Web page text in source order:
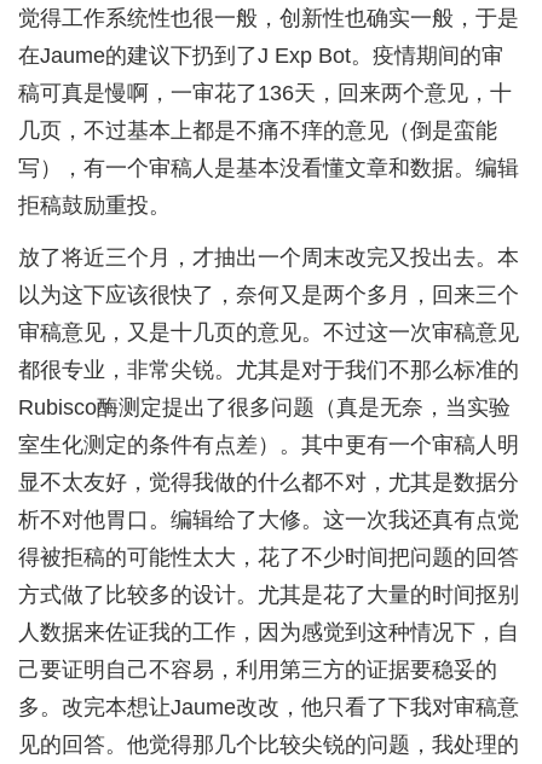
觉得工作系统性也很一般，创新性也确实一般，于是
在Jaume的建议下扔到了J Exp Bot。疫情期间的审
稿可真是慢啊，一审花了136天，回来两个意见，十
几页，不过基本上都是不痛不痒的意见（倒是蛮能
写），有一个审稿人是基本没看懂文章和数据。编辑
拒稿鼓励重投。
放了将近三个月，才抽出一个周末改完又投出去。本
以为这下应该很快了，奈何又是两个多月，回来三个
审稿意见，又是十几页的意见。不过这一次审稿意见
都很专业，非常尖锐。尤其是对于我们不那么标准的
Rubisco酶测定提出了很多问题（真是无奈，当实验
室生化测定的条件有点差）。其中更有一个审稿人明
显不太友好，觉得我做的什么都不对，尤其是数据分
析不对他胃口。编辑给了大修。这一次我还真有点觉
得被拒稿的可能性太大，花了不少时间把问题的回答
方式做了比较多的设计。尤其是花了大量的时间抠别
人数据来佐证我的工作，因为感觉到这种情况下，自
己要证明自己不容易，利用第三方的证据要稳妥的
多。改完本想让Jaume改改，他只看了下我对审稿意
见的回答。他觉得那几个比较尖锐的问题，我处理的